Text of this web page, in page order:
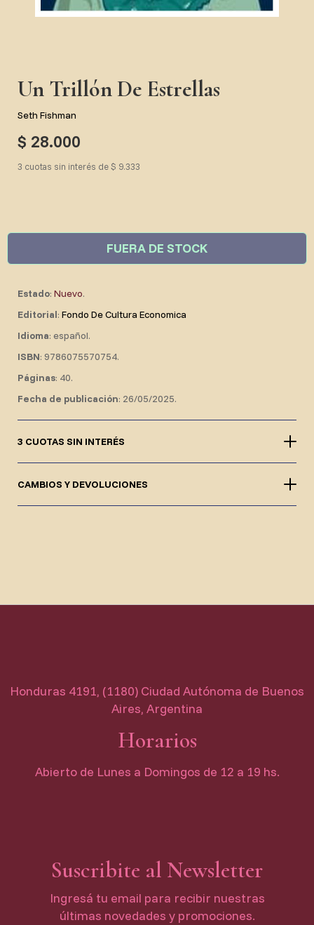
Un Trillón De Estrellas
Seth Fishman
$ 28.000
3 cuotas sin interés de $ 9.333
FUERA DE STOCK
Estado: Nuevo.
Editorial: Fondo De Cultura Economica
Idioma: español.
ISBN: 9786075570754.
Páginas: 40.
Fecha de publicación: 26/05/2025.
3 CUOTAS SIN INTERÉS
CAMBIOS Y DEVOLUCIONES
Honduras 4191, (1180) Ciudad Autónoma de Buenos
Aires, Argentina
Horarios
Abierto de Lunes a Domingos de 12 a 19 hs.
Suscribite al Newsletter
Ingresá tu email para recibir nuestras
últimas novedades y promociones.